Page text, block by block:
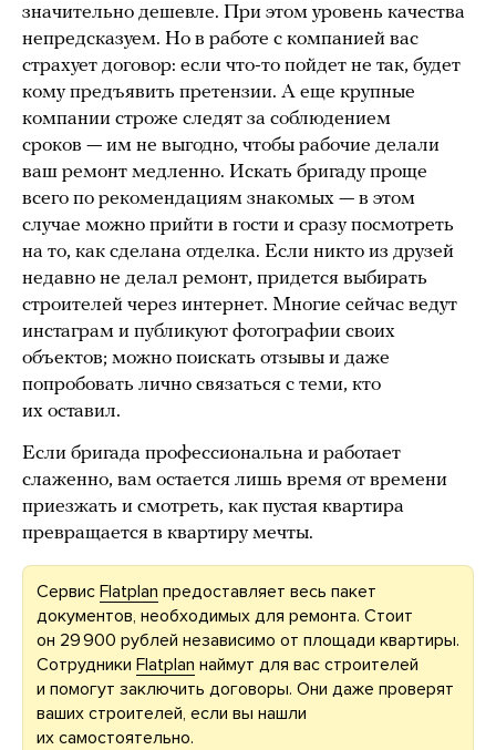
значительно дешевле. При этом уровень качества
непредсказуем. Но в работе с компанией вас
страхует договор: если что-то пойдет не так, будет
кому предъявить претензии. А еще крупные
компании строже следят за соблюдением
сроков — им не выгодно, чтобы рабочие делали
ваш ремонт медленно. Искать бригаду проще
всего по рекомендациям знакомых — в этом
случае можно прийти в гости и сразу посмотреть
на то, как сделана отделка. Если никто из друзей
недавно не делал ремонт, придется выбирать
строителей через интернет. Многие сейчас ведут
инстаграм и публикуют фотографии своих
объектов; можно поискать отзывы и даже
попробовать лично связаться с теми, кто
их оставил.
Если бригада профессиональна и работает
слаженно, вам остается лишь время от времени
приезжать и смотреть, как пустая квартира
превращается в квартиру мечты.
Сервис Flatplan предоставляет весь пакет
документов, необходимых для ремонта. Стоит
он 29 900 рублей независимо от площади квартиры.
Сотрудники Flatplan наймут для вас строителей
и помогут заключить договоры. Они даже проверят
ваших строителей, если вы нашли
их самостоятельно.